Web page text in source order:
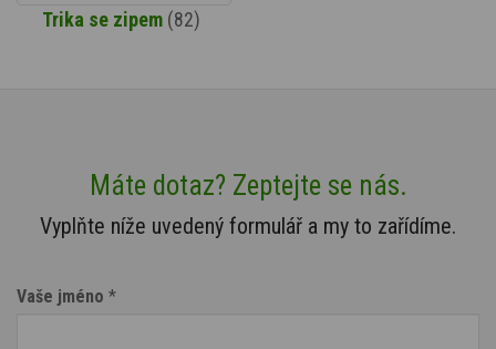
Trika se zipem (82)
Máte dotaz? Zeptejte se nás.
Vyplňte níže uvedený formulář a my to zařídíme.
Vaše jméno *